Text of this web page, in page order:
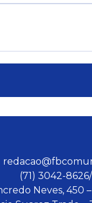
(71) 3042-
Neves, 450